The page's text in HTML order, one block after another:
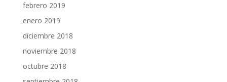
febrero 2019
enero 2019
diciembre 2018
noviembre 2018
octubre 2018